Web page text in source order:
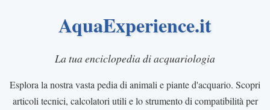
AquaExperience.it
La tua enciclopedia di acquariologia
Esplora la nostra vasta pedia di animali e piante d'acquario. Scopri
articoli tecnici, calcolatori utili e lo strumento di compatibilità per